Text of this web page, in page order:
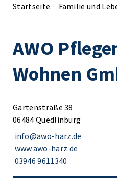
Startseite Familie und
AWO
Wohnen
Gartenstraße 38
06484 Quedlinburg
info@awo-harz.de
www.awo-harz.de
03946 9611340